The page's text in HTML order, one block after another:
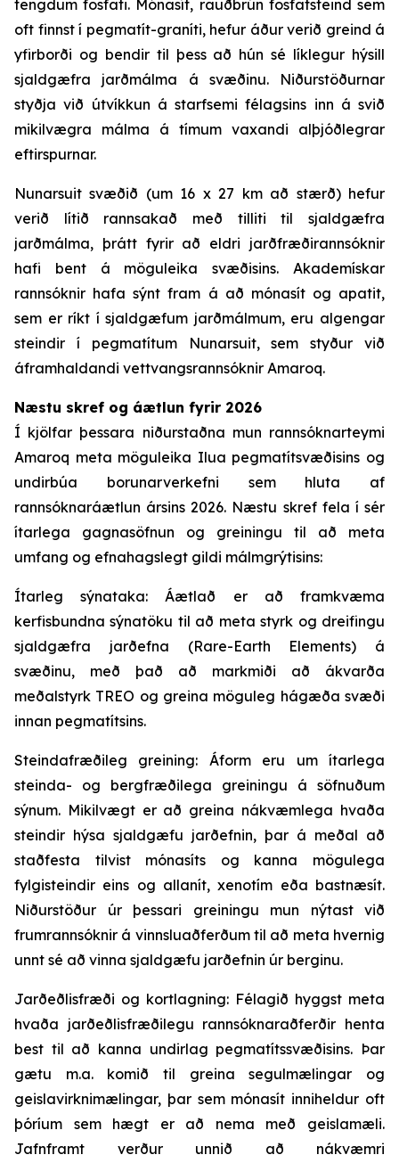
tengdum fosfati. Mónasít, rauðbrún fosfatsteind sem
oft finnst í pegmatít-graníti, hefur áður verið greind á
yfirborði og bendir til þess að hún sé líklegur hýsill
sjaldgæfra jarðmálma á svæðinu. Niðurstöðurnar
styðja við útvíkkun á starfsemi félagsins inn á svið
mikilvægra málma á tímum vaxandi alþjóðlegrar
eftirspurnar.
Nunarsuit svæðið (um 16 x 27 km að stærð) hefur
verið lítið rannsakað með tilliti til sjaldgæfra
jarðmálma, þrátt fyrir að eldri jarðfræðirannsóknir
hafi bent á möguleika svæðisins. Akademískar
rannsóknir hafa sýnt fram á að mónasít og apatit,
sem er ríkt í sjaldgæfum jarðmálmum, eru algengar
steindir í pegmatítum Nunarsuit, sem styður við
áframhaldandi vettvangsrannsóknir Amaroq.
Næstu skref og áætlun fyrir 2026
Í kjölfar þessara niðurstaðna mun rannsóknarteymi
Amaroq meta möguleika Ilua pegmatítsvæðisins og
undirbúa borunarverkefni sem hluta af
rannsóknaráætlun ársins 2026. Næstu skref fela í sér
ítarlega gagnasöfnun og greiningu til að meta
umfang og efnahagslegt gildi málmgrýtisins:
Ítarleg sýnataka: Áætlað er að framkvæma
kerfisbundna sýnatöku til að meta styrk og dreifingu
sjaldgæfra jarðefna (Rare-Earth Elements) á
svæðinu, með það að markmiði að ákvarða
meðalstyrk TREO og greina möguleg hágæða svæði
innan pegmatítsins.
Steindafræðileg greining: Áform eru um ítarlega
steinda- og bergfræðilega greiningu á söfnuðum
sýnum. Mikilvægt er að greina nákvæmlega hvaða
steindir hýsa sjaldgæfu jarðefnin, þar á meðal að
staðfesta tilvist mónasíts og kanna mögulega
fylgisteindir eins og allanít, xenotím eða bastnæsít.
Niðurstöður úr þessari greiningu mun nýtast við
frumrannsóknir á vinnsluaðferðum til að meta hvernig
unnt sé að vinna sjaldgæfu jarðefnin úr berginu.
Jarðeðlisfræði og kortlagning: Félagið hyggst meta
hvaða jarðeðlisfræðilegu rannsóknaraðferðir henta
best til að kanna undirlag pegmatítssvæðisins. Þar
gætu m.a. komið til greina segulmælingar og
geislavirknimælingar, þar sem mónasít inniheldur oft
þóríum sem hægt er að nema með geislamæli.
Jafnframt verður unnið að nákvæmri